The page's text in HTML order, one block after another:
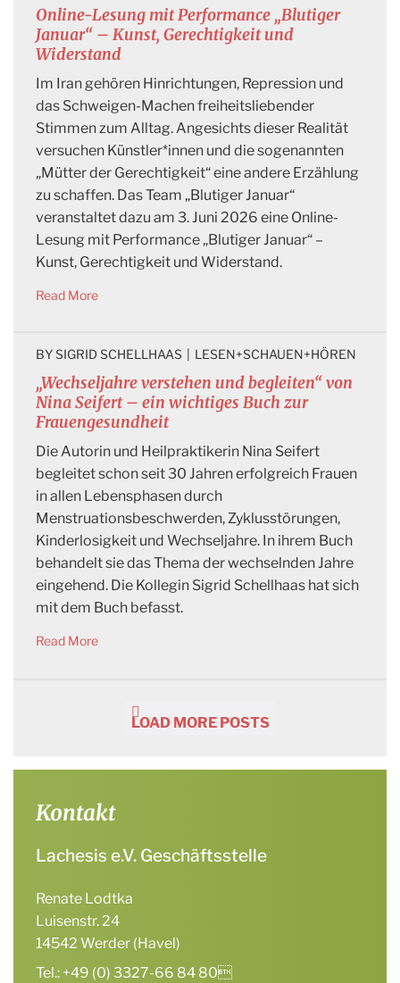
Online-Lesung mit Performance „Blutiger
Januar“ – Kunst, Gerechtigkeit und
Widerstand
Im Iran gehören Hinrichtungen, Repression und
das Schweigen-Machen freiheitsliebender
Stimmen zum Alltag. Angesichts dieser Realität
versuchen Künstler*innen und die sogenannten
„Mütter der Gerechtigkeit“ eine andere Erzählung
zu schaffen. Das Team „Blutiger Januar“
veranstaltet dazu am 3. Juni 2026 eine Online-
Lesung mit Performance „Blutiger Januar“ –
Kunst, Gerechtigkeit und Widerstand.
Read More
„Wechseljahre verstehen und begleiten“ von
Nina Seifert – ein wichtiges Buch zur
Frauengesundheit
BY SIGRID SCHELLHAAS LESEN+SCHAUEN+HÖREN
Die Autorin und Heilpraktikerin Nina Seifert
begleitet schon seit 30 Jahren erfolgreich Frauen
in allen Lebensphasen durch
Menstruationsbeschwerden, Zyklusstörungen,
Kinderlosigkeit und Wechseljahre. In ihrem Buch
behandelt sie das Thema der wechselnden Jahre
eingehend. Die Kollegin Sigrid Schellhaas hat sich
mit dem Buch befasst.
Read More
LOAD MORE POSTS
Kontakt
Lachesis e.V. Geschäftsstelle
Renate Lodtka
Luisenstr. 24
14542 Werder (Havel)
Tel.: +49 (0) 3327-66 84 80